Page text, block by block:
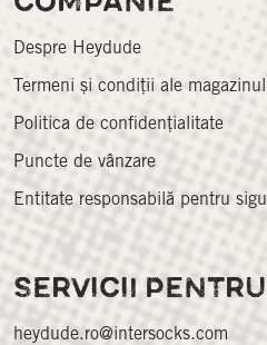
Despre Heydude
Termeni și condiții ale
Politica de confidențialitate
Puncte de vânzare
Entitate responsabilă pentru
SERVICII
heydude.ro@intersocks.com